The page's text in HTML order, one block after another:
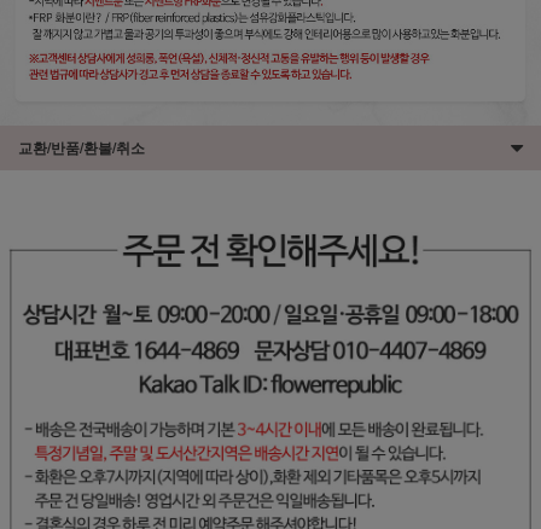
교환/반품/환불/취소